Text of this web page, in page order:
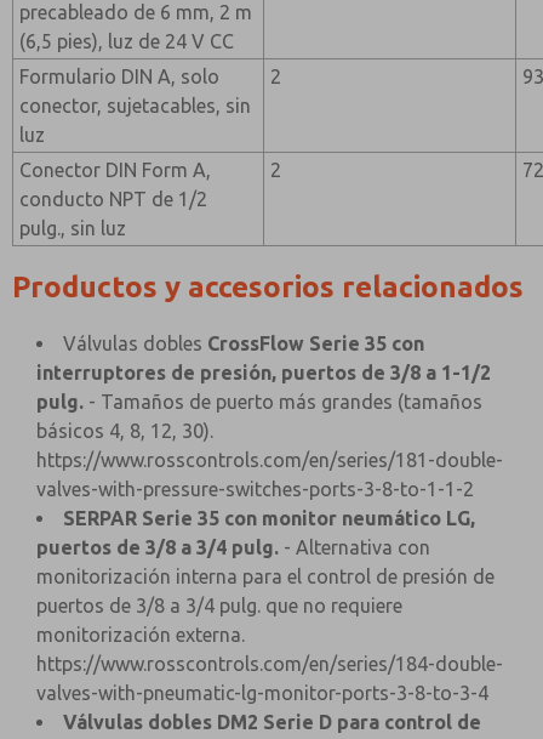
precableado de 6 mm, 2 m
(6,5 pies), luz de 24 V CC
Formulario DIN A, solo
conector, sujetacables, sin
luz
2
Conector DIN Form A,
conducto NPT de 1/2
pulg., sin luz
2
Productos y accesorios relacionados
Válvulas dobles CrossFlow Serie 35 con
interruptores de presión, puertos de 3/8 a 1-1/2
pulg. - Tamaños de puerto más grandes (tamaños
básicos 4, 8, 12, 30).
https://www.rosscontrols.com/en/series/181-double-
valves-with-pressure-switches-ports-3-8-to-1-1-2
SERPAR Serie 35 con monitor neumático LG,
puertos de 3/8 a 3/4 pulg. - Alternativa con
monitorización interna para el control de presión de
puertos de 3/8 a 3/4 pulg. que no requiere
monitorización externa.
https://www.rosscontrols.com/en/series/184-double-
valves-with-pneumatic-lg-monitor-ports-3-8-to-3-4
Válvulas dobles DM2 Serie D para control de